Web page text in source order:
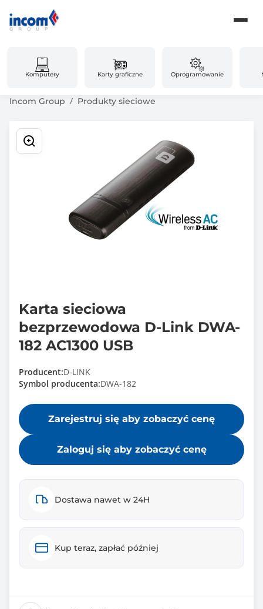
Komputery Karty graficzne Oprogramowanie
Incom Group Produkty sieciowe
Karta sieciowa
bezprzewodowa D-Link DWA-
182 AC1300 USB
Producent:D-LINK
Symbol producenta:DWA-182
Zarejestruj się aby zobaczyć cenę
Zaloguj się aby zobaczyć cenę
Dostawa nawet w 24H
Kup teraz, zapłać później